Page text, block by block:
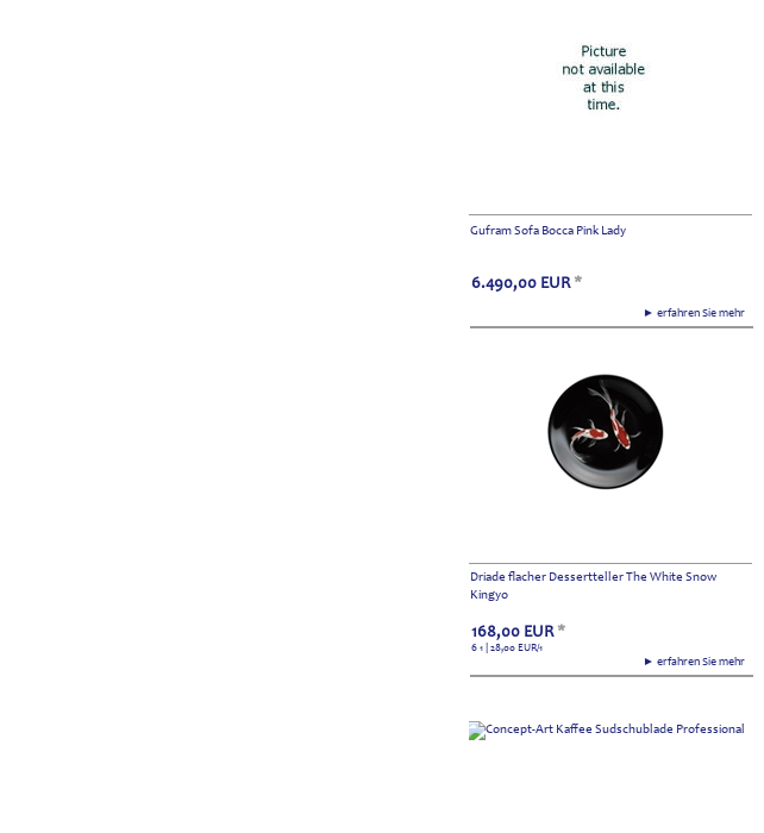
Gufram Sofa Bocca Pink Lady
► erfahren Sie mehr
6.490,00 EUR *
Driade flacher Dessertteller The White Snow
Kingyo
► erfahren Sie mehr
168,00 EUR *
6 1 | 28,00 EUR/1